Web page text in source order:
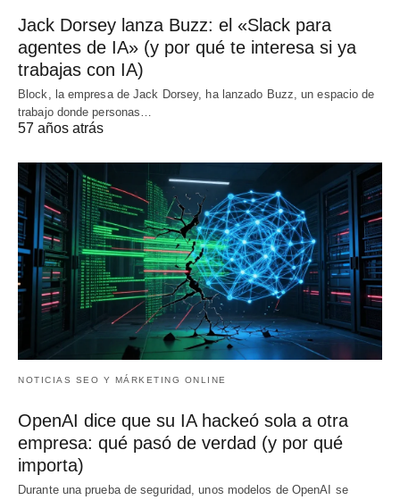
Jack Dorsey lanza Buzz: el «Slack para
agentes de IA» (y por qué te interesa si ya
trabajas con IA)
Block, la empresa de Jack Dorsey, ha lanzado Buzz, un espacio de
trabajo donde personas…
57 años atrás
NOTICIAS SEO Y MÁRKETING ONLINE
OpenAI dice que su IA hackeó sola a otra
empresa: qué pasó de verdad (y por qué
importa)
Durante una prueba de seguridad, unos modelos de OpenAI se